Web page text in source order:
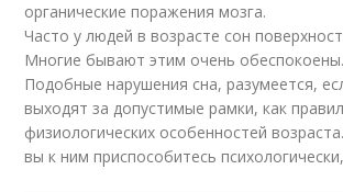
органические поражения мозга.
Часто у людей в возрасте сон
Многие бывают этим очень
Подобные нарушения сна, разумеется,
выходят за допустимые рамки, как
физиологических особенностей
вы к ним приспособитесь